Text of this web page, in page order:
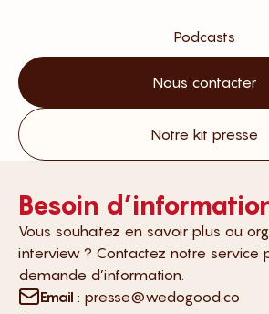
Podcasts
Nous contacter
Notre kit presse
Besoin
Vous souhaitez en savoir plus ou
interview ? Contactez notre service
demande d’information.
Email : presse@wedogood.co